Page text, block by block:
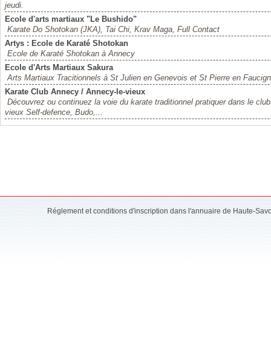
jeudi.
Ecole d'arts martiaux "Le Bushido"
Karate Do Shotokan (JKA), Tai Chi, Krav Maga, Full Contact
Artys : Ecole de Karaté Shotokan
Ecole de Karaté Shotokan à Annecy
Ecole d'Arts Martiaux Sakura
Arts Martiaux Tracitionnels à St Julien en Genevois et St Pierre en
Karate Club Annecy / Annecy-le-vieux
Découvrez ou continuez la voie du karate traditionnel pratiquer dans le
vieux Self-defence, Budo,...
Réglement et conditions d'inscription dans l'annuaire de Haute-